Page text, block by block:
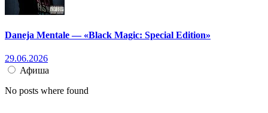
Daneja Mentale — «Black Magic: Special Edition»
29.06.2026
Афиша
No posts where found